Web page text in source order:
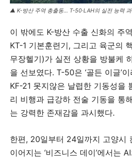
▲ K-방산 주역 총출동… T-50·LAH의 실전 능력
이 밖에도 K-방산 수출 신화의 주
KT-1 기본훈련기, 그리고 육군의
무장헬기)가 실전 상황을 방불케
을 선보였다. T-50은 ‘골든 이글’
KF-21 못지않은 날렵한 기동성을
리 비행과 급강하 전술 기동을 통
는 강력한 존재감을 과시했다.
한편, 20일부터 24일까지 고양시
이어지는 ‘비즈니스 데이’에서는